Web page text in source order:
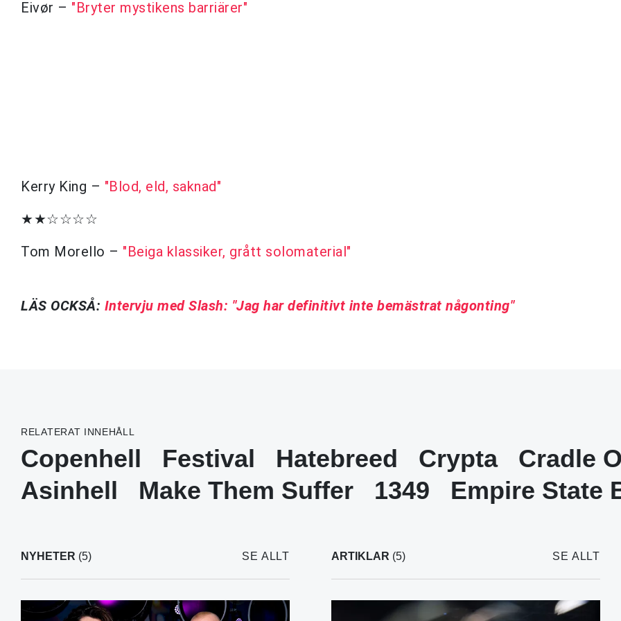
Eivør – "Bryter mystikens barriärer"
Kerry King – "Blod, eld, saknad"
★★☆☆☆☆
Tom Morello – "Beiga klassiker, grått solomaterial"
LÄS OCKSÅ: Intervju medSlash: "Jag har definitivt inte bemästrat någonting"
RELATERAT INNEHÅLL
Copenhell Festival Hatebreed Crypta
Cradle
Asinhell
Make Them Suffer 1349 Empire State
NYHETER (5) SE ALLT ARTIKLAR (5) SE ALLT